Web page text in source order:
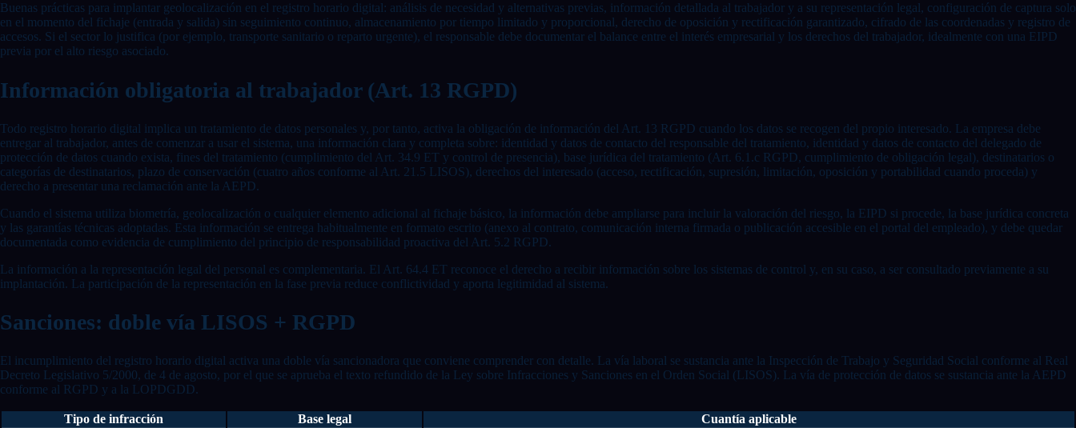
Buenas prácticas para implantar geolocalización en el registro horario digital: análisis de necesidad y alternativas previas, información detallada al trabajador y a su representación legal, configuración de captura solo
en el momento del fichaje (entrada y salida) sin seguimiento continuo, almacenamiento por tiempo limitado y proporcional, derecho de oposición y rectificación garantizado, cifrado de las coordenadas y registro de
accesos. Si el sector lo justifica (por ejemplo, transporte sanitario o reparto urgente), el responsable debe documentar el balance entre el interés empresarial y los derechos del trabajador, idealmente con una EIPD
previa por el alto riesgo asociado.
Información obligatoria al trabajador (Art. 13 RGPD)
Todo registro horario digital implica un tratamiento de datos personales y, por tanto, activa la obligación de información del Art. 13 RGPD cuando los datos se recogen del propio interesado. La empresa debe
entregar al trabajador, antes de comenzar a usar el sistema, una información clara y completa sobre: identidad y datos de contacto del responsable del tratamiento, identidad y datos de contacto del delegado de
protección de datos cuando exista, fines del tratamiento (cumplimiento del Art. 34.9 ET y control de presencia), base jurídica del tratamiento (Art. 6.1.c RGPD, cumplimiento de obligación legal), destinatarios o
categorías de destinatarios, plazo de conservación (cuatro años conforme al Art. 21.5 LISOS), derechos del interesado (acceso, rectificación, supresión, limitación, oposición y portabilidad cuando proceda) y
derecho a presentar una reclamación ante la AEPD.
Cuando el sistema utiliza biometría, geolocalización o cualquier elemento adicional al fichaje básico, la información debe ampliarse para incluir la valoración del riesgo, la EIPD si procede, la base jurídica concreta
y las garantías técnicas adoptadas. Esta información se entrega habitualmente en formato escrito (anexo al contrato, comunicación interna firmada o publicación accesible en el portal del empleado), y debe quedar
documentada como evidencia de cumplimiento del principio de responsabilidad proactiva del Art. 5.2 RGPD.
La información a la representación legal del personal es complementaria. El Art. 64.4 ET reconoce el derecho a recibir información sobre los sistemas de control y, en su caso, a ser consultado previamente a su
implantación. La participación de la representación en la fase previa reduce conflictividad y aporta legitimidad al sistema.
Sanciones: doble vía LISOS + RGPD
El incumplimiento del registro horario digital activa una doble vía sancionadora que conviene comprender con detalle. La vía laboral se sustancia ante la Inspección de Trabajo y Seguridad Social conforme al Real
Decreto Legislativo 5/2000, de 4 de agosto, por el que se aprueba el texto refundido de la Ley sobre Infracciones y Sanciones en el Orden Social (LISOS). La vía de protección de datos se sustancia ante la AEPD
conforme al RGPD y a la LOPDGDD.
Tipo de infracción Base legal Cuantía aplicable